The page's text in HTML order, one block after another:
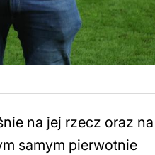
na jej rzecz oraz na
samym pierwotnie